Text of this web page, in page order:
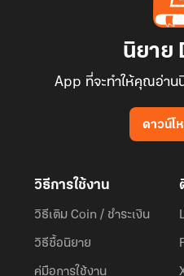
นิยาย
App ที่จะทำให้คุณอ่าน
ดาวน์โ
วิธีการใช้งาน
วิธีเติม Coin / ชำระเงิน
วิธีซื้อนิยาย
คู่มือการใช้งาน